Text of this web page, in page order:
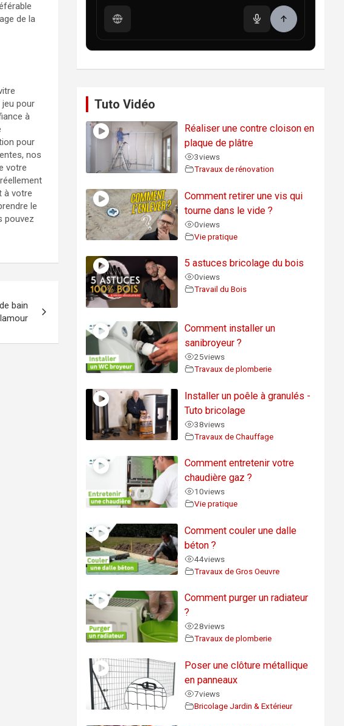
de la
jeu pour
à
pour
nos
votre
à votre
le
pouvez
bain
Tuto Vidéo
Réaliser une contre cloison en
plaque de plâtre
3views
Travaux de rénovation
Comment retirer une vis qui
tourne dans le vide ?
0views
Vie pratique
5 astuces bricolage du bois
0views
Travail du Bois
Comment installer un
sanibroyeur ?
25views
Travaux de plomberie
Installer un poêle à granulés -
Tuto bricolage
38views
Travaux de Chauffage
Comment entretenir votre
chaudière gaz ?
10views
Vie pratique
Comment couler une dalle
béton ?
44views
Travaux de Gros Oeuvre
Comment purger un radiateur
?
28views
Travaux de plomberie
Poser une clôture métallique
en panneaux
7views
Bricolage Jardin & Extérieur